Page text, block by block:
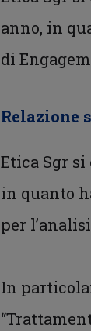
anno, in
di
Relazione
Etica Sgr
in quanto
per
In